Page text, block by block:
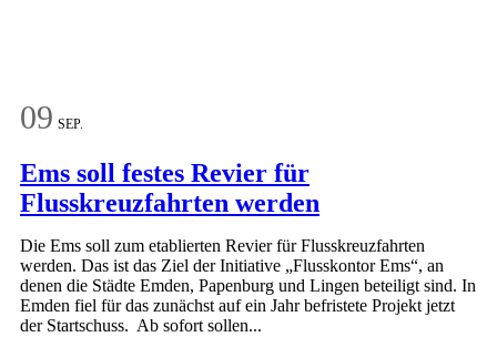
09 SEP.
Ems soll festes Revier für
Flusskreuzfahrten werden
Die Ems soll zum etablierten Revier für Flusskreuzfahrten
werden. Das ist das Ziel der Initiative „Flusskontor Ems“, an
denen die Städte Emden, Papenburg und Lingen beteiligt sind. In
Emden fiel für das zunächst auf ein Jahr befristete Projekt jetzt
der Startschuss. Ab sofort sollen...